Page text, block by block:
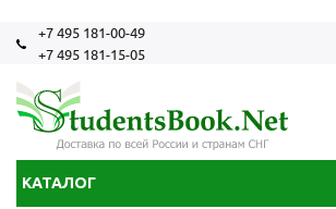
+7 495 181-00-49
+7 495 181-15-05
КАТАЛОГ